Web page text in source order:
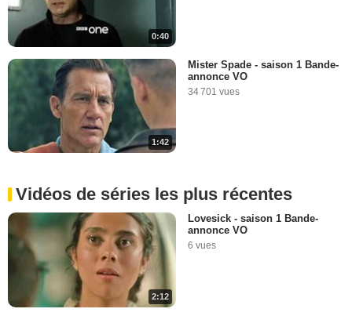
0:40
1:42
Mister Spade - saison 1 Bande-
annonce VO
34 701 vues
Vidéos de séries les plus récentes
2:12
Lovesick - saison 1 Bande-
annonce VO
6 vues